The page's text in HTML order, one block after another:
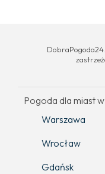
Pogoda dla miast
Warszawa
Wrocław
Gdańsk